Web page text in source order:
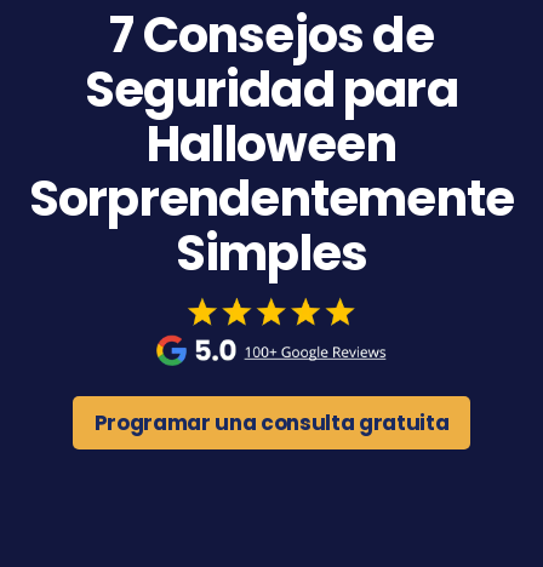
7 Consejos de
Seguridad para
Halloween
Sorprendentemente
Simples
Programar una consulta gratuita